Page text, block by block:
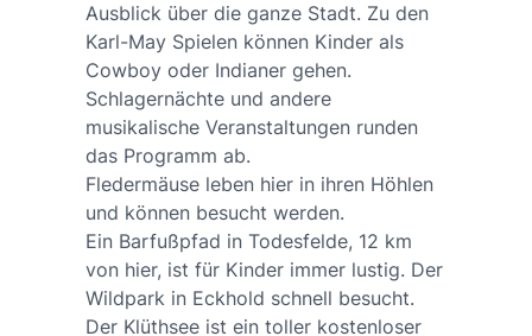
Ausblick über die ganze Stadt. Zu den
Karl-May Spielen können Kinder als
Cowboy oder Indianer gehen.
Schlagernächte und andere
musikalische Veranstaltungen runden
das Programm ab.
Fledermäuse leben hier in ihren Höhlen
und können besucht werden.
Ein Barfußpfad in Todesfelde, 12 km
von hier, ist für Kinder immer lustig. Der
Wildpark in Eckhold schnell besucht.
Der Klüthsee ist ein toller kostenloser